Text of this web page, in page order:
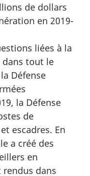
de dollars
en 2019-
liées à la
tout le
Défense
la Défense
de
escadres. En
a créé des
en
dans